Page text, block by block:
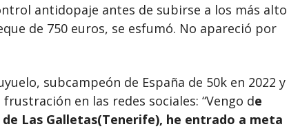
antidopaje antes de subirse a los más alto
de 750 euros, se esfumó. No apareció por
subcampeón de España de 50k en 2022 y
en las redes sociales: “Vengo de
Las Galletas(Tenerife), he entrado a meta